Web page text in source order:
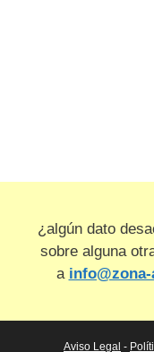
¿algún dato
sobre alguna
a
Aviso Legal -